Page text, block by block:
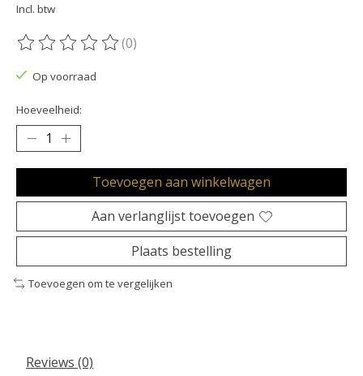
Incl. btw
De beoordeling van dit product is
(0)
Op voorraad
Hoeveelheid:
Toevoegen aan winkelwagen
Aan verlanglijst toevoegen
Plaats bestelling
Toevoegen om te vergelijken
Reviews (0)